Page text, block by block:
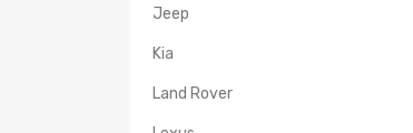
Jeep
Kia
Land Rover